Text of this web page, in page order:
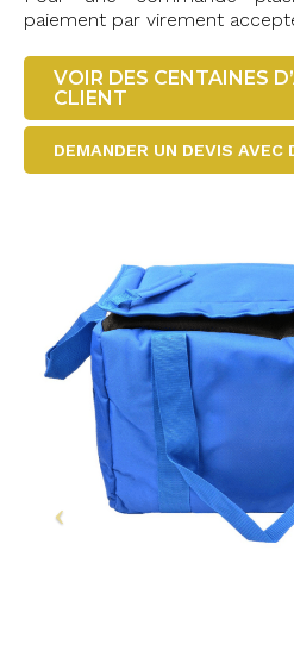
paiement par virement
VOIR DES CENTAINES
CLIENT
DEMANDER UN DEVIS AVEC